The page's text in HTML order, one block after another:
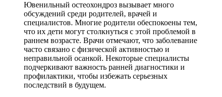
Ювенильный остеохондроз вызывает много
обсуждений среди родителей, врачей и
специалистов. Многие родители обеспокоены тем,
что их дети могут столкнуться с этой проблемой в
раннем возрасте. Врачи отмечают, что заболевание
часто связано с физической активностью и
неправильной осанкой. Некоторые специалисты
подчеркивают важность ранней диагностики и
профилактики, чтобы избежать серьезных
последствий в будущем.